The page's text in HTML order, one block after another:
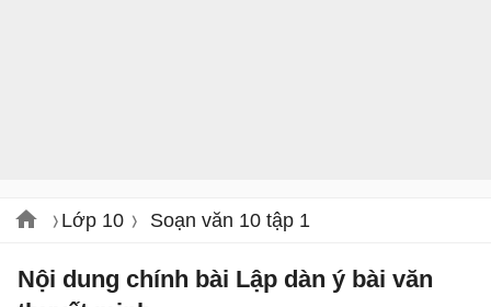
Lớp 10 Soạn văn 10 tập 1
Nội dung chính bài Lập dàn ý bài văn